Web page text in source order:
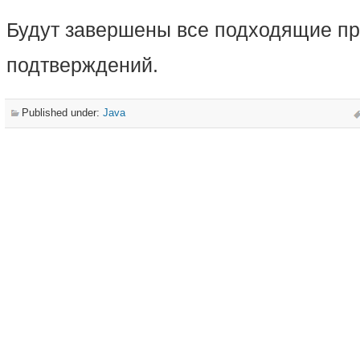
Будут завершены все подходящие
подтверждений.
Published under: Java